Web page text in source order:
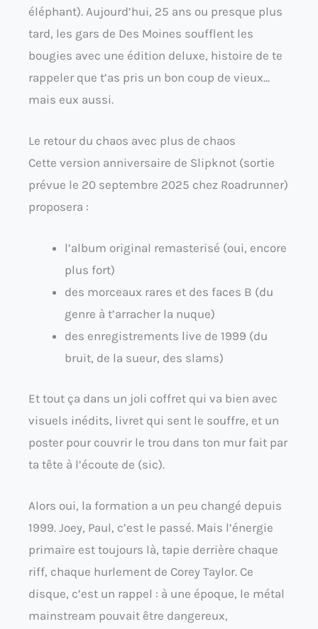
éléphant). Aujourd’hui, 25 ans ou presque plus
tard, les gars de Des Moines soufflent les
bougies avec une édition deluxe, histoire de te
rappeler que t’as pris un bon coup de vieux…
mais eux aussi.
Le retour du chaos avec plus de chaos
Cette version anniversaire de Slipknot (sortie
prévue le 20 septembre 2025 chez Roadrunner)
proposera :
l’album original remasterisé (oui, encore
plus fort)
des morceaux rares et des faces B (du
genre à t’arracher la nuque)
des enregistrements live de 1999 (du
bruit, de la sueur, des slams)
Et tout ça dans un joli coffret qui va bien avec
visuels inédits, livret qui sent le souffre, et un
poster pour couvrir le trou dans ton mur fait par
ta tête à l’écoute de (sic).
Alors oui, la formation a un peu changé depuis
1999. Joey, Paul, c’est le passé. Mais l’énergie
primaire est toujours là, tapie derrière chaque
riff, chaque hurlement de Corey Taylor. Ce
disque, c’est un rappel : à une époque, le métal
mainstream pouvait être dangereux,